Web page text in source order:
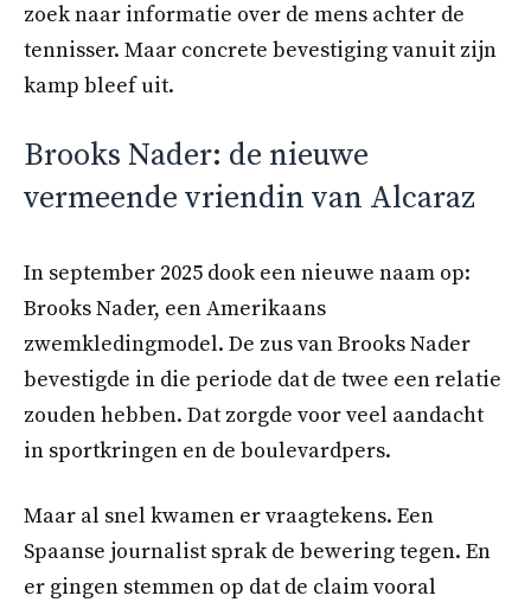
zoek naar informatie over de mens achter de
tennisser. Maar concrete bevestiging vanuit zijn
kamp bleef uit.
Brooks Nader: de nieuwe
vermeende vriendin van Alcaraz
In september 2025 dook een nieuwe naam op:
Brooks Nader, een Amerikaans
zwemkledingmodel. De zus van Brooks Nader
bevestigde in die periode dat de twee een relatie
zouden hebben. Dat zorgde voor veel aandacht
in sportkringen en de boulevardpers.
Maar al snel kwamen er vraagtekens. Een
Spaanse journalist sprak de bewering tegen. En
er gingen stemmen op dat de claim vooral